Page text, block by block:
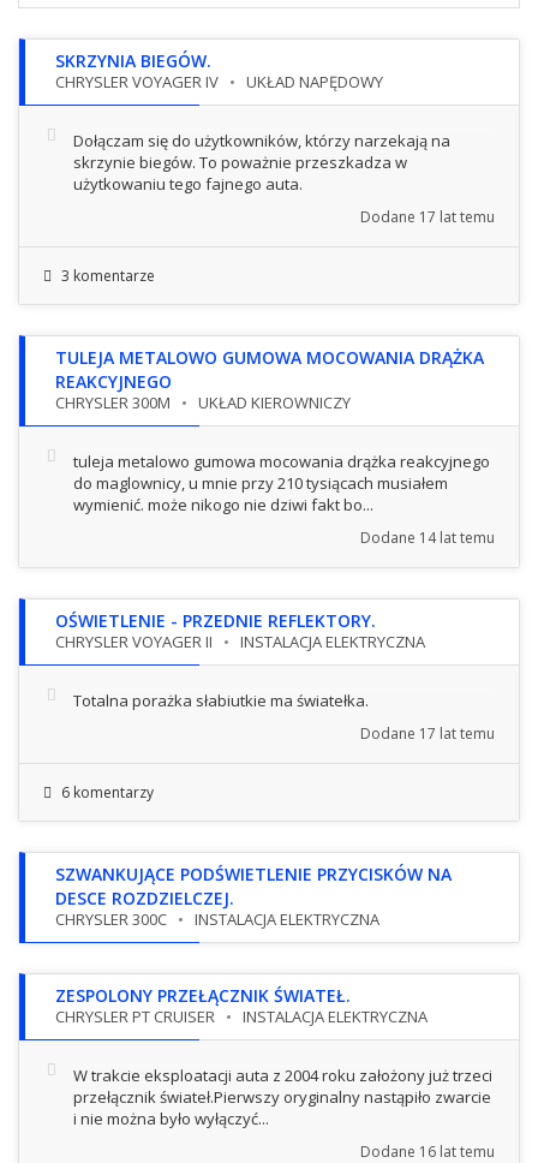
SKRZYNIA BIEGÓW.
CHRYSLER VOYAGER IV UKŁAD NAPĘDOWY
Dołączam się do użytkowników, którzy narzekają na
skrzynie biegów. To poważnie przeszkadza w
użytkowaniu tego fajnego auta.
Dodane 17 lat temu
3 komentarze
TULEJA METALOWO GUMOWA MOCOWANIA DRĄŻKA
REAKCYJNEGO
CHRYSLER 300M UKŁAD KIEROWNICZY
tuleja metalowo gumowa mocowania drążka reakcyjnego
do maglownicy, u mnie przy 210 tysiącach musiałem
wymienić. może nikogo nie dziwi fakt bo...
Dodane 14 lat temu
OŚWIETLENIE - PRZEDNIE REFLEKTORY.
CHRYSLER VOYAGER II INSTALACJA ELEKTRYCZNA
Totalna porażka słabiutkie ma światełka.
Dodane 17 lat temu
6 komentarzy
SZWANKUJĄCE PODŚWIETLENIE PRZYCISKÓW NA
DESCE ROZDZIELCZEJ.
CHRYSLER 300C INSTALACJA ELEKTRYCZNA
ZESPOLONY PRZEŁĄCZNIK ŚWIATEŁ.
CHRYSLER PT CRUISER INSTALACJA ELEKTRYCZNA
W trakcie eksploatacji auta z 2004 roku założony już trzeci
przełącznik świateł.Pierwszy oryginalny nastąpiło zwarcie
i nie można było wyłączyć...
Dodane 16 lat temu